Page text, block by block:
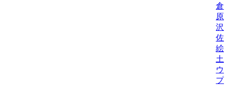
倉
原
沢
佐
絵/
土
ウ
プ